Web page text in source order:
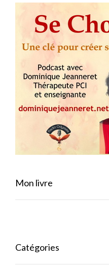
Mon livre
Catégories